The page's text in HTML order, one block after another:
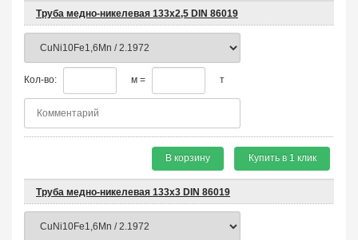
Труба медно-никелевая 133х2,5 DIN 86019
Кол-во: м = т
В корзину Купить в 1 клик
Труба медно-никелевая 133х3 DIN 86019